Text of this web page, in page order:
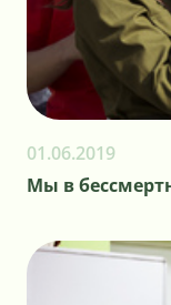
01.06.2019
Мы в